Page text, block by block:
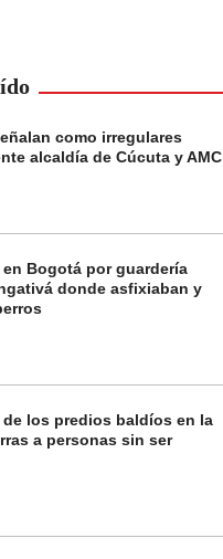
como irregulares
alcaldía de Cúcuta y AMC
Bogotá por guardería
donde asfixiaban y
de los predios baldíos en la
a personas sin ser